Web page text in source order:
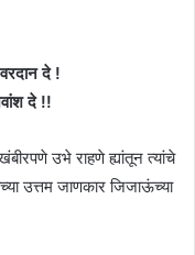
दे !
दे !!
उभे राहणे ह्यांतून त्यांचे
उत्तम जाणकार जिजाऊंच्या